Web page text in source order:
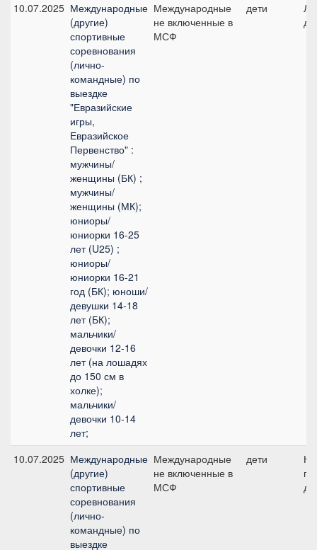
10.07.2025 Международные
(другие)
спортивные
соревнования
(лично-
командные) по
выездке
"Евразийские
игры,
Евразийское
Первенство" :
мужчины/
женщины (БК) ;
мужчины/
женщины (МК);
юниоры/
юниорки 16-25
лет (U25) ;
юниоры/
юниорки 16-21
год (БК); юноши/
девушки 14-18
лет (БК);
мальчики/
девочки 12-16
лет (на лошадях
до 150 см в
холке);
мальчики/
девочки 10-14
лет;
Международные
не включенные в
МСФ
дети
10.07.2025 Международные
(другие)
спортивные
соревнования
(лично-
командные) по
выездке
Международные
не включенные в
МСФ
дети